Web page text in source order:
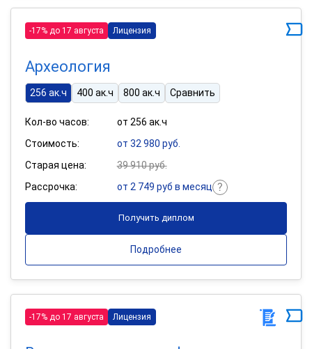
-17% до 17 августа Лицензия
Археология
256 ак.ч 400 ак.ч 800 ак.ч Сравнить
Кол-во часов:
от 256 ак.ч
Стоимость:
от 32 980 руб.
Старая цена:
39 910 руб.
Рассрочка:
от 2 749 руб в месяц
Получить диплом
Подробнее
-17% до 17 августа Лицензия